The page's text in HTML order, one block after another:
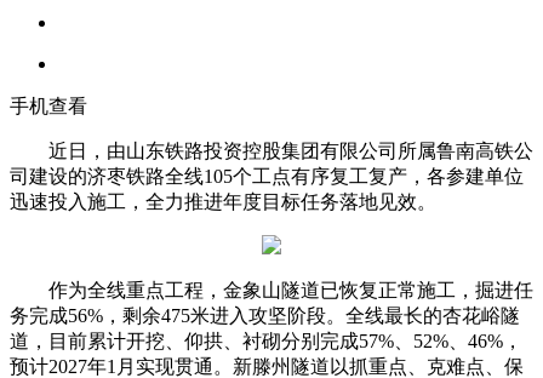
手机查看
近日，由山东铁路投资控股集团有限公司所属鲁南高铁公
司建设的济枣铁路全线105个工点有序复工复产，各参建单位
迅速投入施工，全力推进年度目标任务落地见效。
作为全线重点工程，金象山隧道已恢复正常施工，掘进任
务完成56%，剩余475米进入攻坚阶段。全线最长的杏花峪隧
道，目前累计开挖、仰拱、衬砌分别完成57%、52%、46%，
预计2027年1月实现贯通。新滕州隧道以抓重点、克难点、保